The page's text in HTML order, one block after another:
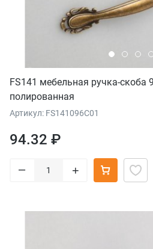
FS141 мебельная ручка-скоба
полированная
Артикул: FS141096C01
94.32 ₽
– +